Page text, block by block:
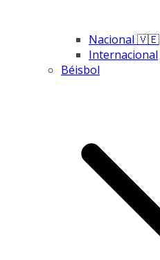
Nacional 🇻🇪
Internacional
Béisbol